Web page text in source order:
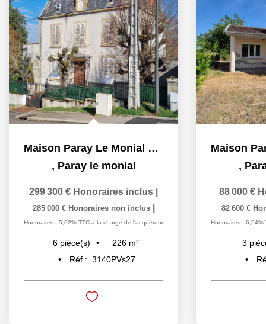
Maison Paray Le Monial 6 pièce(s)
, Paray le monial
299 300 € Honoraires inclus
285 000 € Honoraires non inclus
Honoraires : 5,02% TTC à la charge de l'acquéreur
6 pièce(s) 226 m²
Réf : 3140PVs27
,
88 000 €
82 600 €
Honoraires : 6,54%
3